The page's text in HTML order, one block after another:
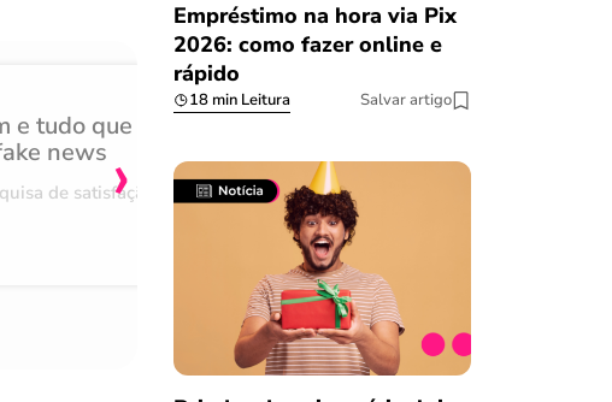
e tudo que
news
de satisfação Comentário retirado da nossa
08/03/2023
›
Empréstimo na hora via Pix
2026: como fazer online e
rápido
18 min Leitura Salvar artigo